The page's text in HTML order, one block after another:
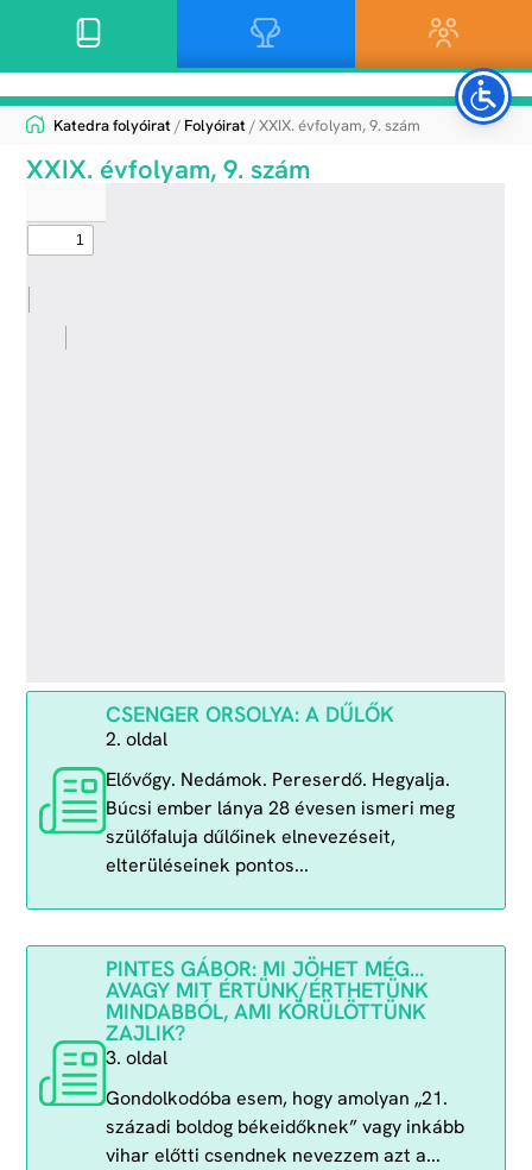
Katedra folyóirat/ Folyóirat/ XXIX. évfolyam, 9. szám
XXIX. évfolyam, 9. szám
CSENGER ORSOLYA: A DŰLŐK
2. oldal
Elővőgy. Nedámok. Pereserdő. Hegyalja.
Búcsi ember lánya 28 évesen ismeri meg
szülőfaluja dűlőinek elnevezéseit,
elterüléseinek pontos...
PINTES GÁBOR: MI JÖHET MÉG…
AVAGY MIT ÉRTÜNK/ÉRTHETÜNK
MINDABBÓL, AMI KÖRÜLÖTTÜNK
ZAJLIK?
3. oldal
Gondolkodóba esem, hogy amolyan „21.
századi boldog békeidőknek” vagy inkább
vihar előtti csendnek nevezzem azt a...